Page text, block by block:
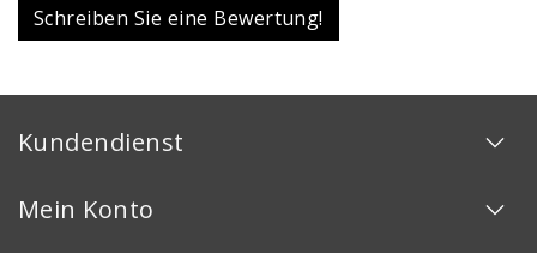
Schreiben Sie eine Bewertung!
Kundendienst
Mein Konto